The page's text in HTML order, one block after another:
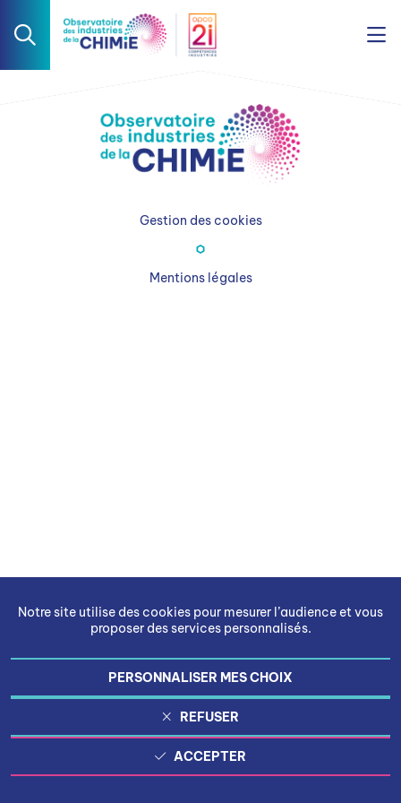
Notre site utilise des cookies pour mesurer l’audience et vous
proposer des services personnalisés.
PERSONNALISER MES CHOIX
REFUSER
ACCEPTER
Gestion des cookies
Mentions légales